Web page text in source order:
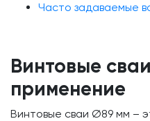
Часто задаваемые
Винтовые
применение
Винтовые сваи Ø89 мм –